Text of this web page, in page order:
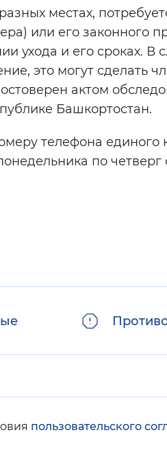
местах,
или его законного
ухода и его сроках. В
это могут сделать
актом
Башкортостан.
телефона единого
по четверг
пользовательского